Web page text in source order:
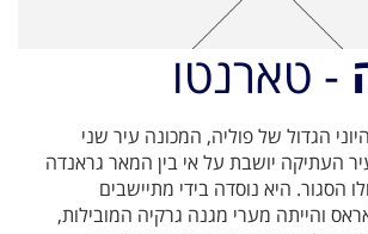
- טארנטו
הגדול של פוליה, המכונה עיר שני
העתיקה יושבת על אי בין המאר גראנדה
הסגור. היא נוסדה בידי מתיישבים
והייתה מערי מגנה גרקיה המובילות,